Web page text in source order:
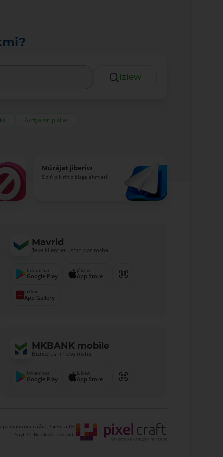
Izlew
Akciya satıp alıw
Múrájat jiberiw
Siziń pikirińiz bizge áhmietli
Mavrid
Jeke klientler ushın qosımsha
Imkani bar
Google Play
Júklew
App Store
Júklew
App Gallery
MKBANK mobile
Biznes ushın qosımsha
Imkani bar
Google Play
Júklew
App Store
разработка сайта Pixelcraft®
Sayt 1C-Bitriksda ishlaydi